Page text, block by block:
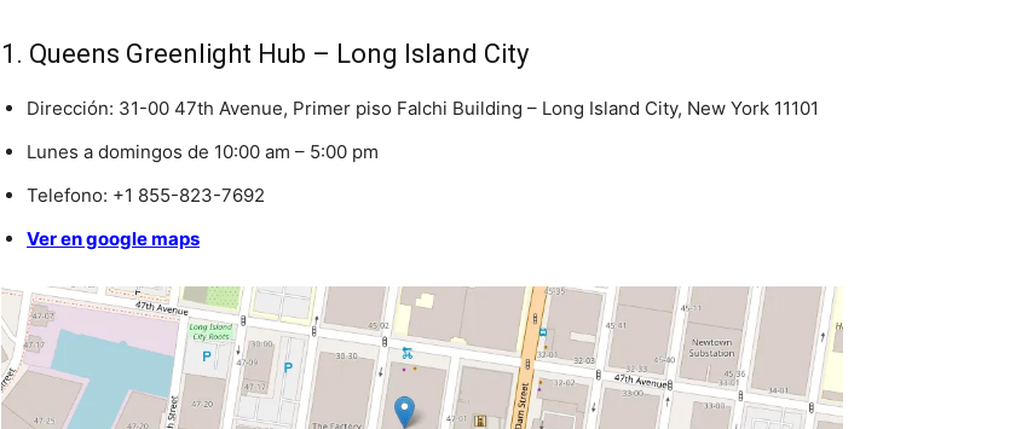
1. Queens Greenlight Hub – Long Island City
Dirección: 31-00 47th Avenue, Primer piso Falchi Building – Long Island City, New York 11101
Lunes a domingos de 10:00 am – 5:00 pm
Telefono: +1 855-823-7692
Ver en google maps